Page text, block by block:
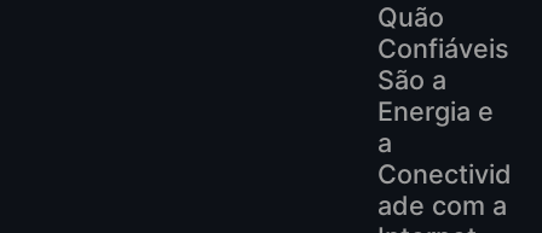
Quão
Confiáveis
São a
Energia e
a
Conectivid
ade com a